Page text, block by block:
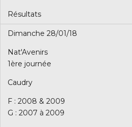
Résultats
Dimanche 28/01/18
Nat'Avenirs
1ère journée
Caudry
F : 2008 & 2009
G : 2007 à 2009